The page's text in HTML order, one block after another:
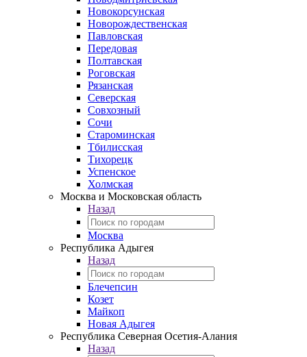
Новокорсунская
Новорождественская
Павловская
Передовая
Полтавская
Роговская
Рязанская
Северская
Совхозный
Сочи
Староминская
Тбилисская
Тихорецк
Успенское
Холмская
Москва и Московская область
Назад
Москва
Республика Адыгея
Назад
Блечепсин
Козет
Майкоп
Новая Адыгея
Республика Северная Осетия-Алания
Назад